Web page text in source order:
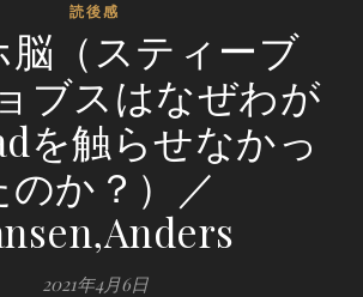
読後感
脳（スティーブ
ブスはなぜわが
を触らせなかっ
のか？）／
2021年4月6日